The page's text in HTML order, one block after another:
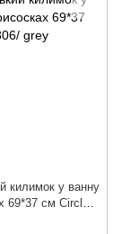
килимок у ванну
69*37 см Circle